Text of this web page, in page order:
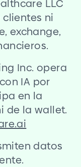
LLC
ni
exchange,
Inc. opera
IA por
en la
de la wallet.
datos